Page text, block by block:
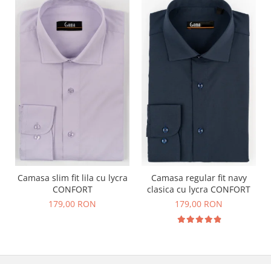
Camasa slim fit lila cu lycra
CONFORT
179,00 RON
Camasa regular fit navy
clasica cu lycra CONFORT
179,00 RON